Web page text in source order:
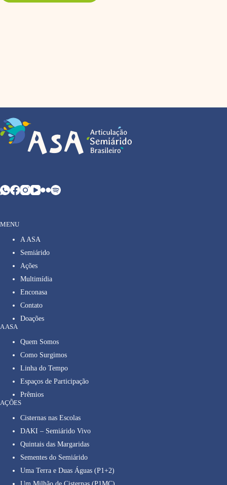
MENU
A ASA
Semiárido
Ações
Multimídia
Enconasa
Contato
Doações
A ASA
Quem Somos
Como Surgimos
Linha do Tempo
Espaços de Participação
Prêmios
AÇÕES
Cisternas nas Escolas
DAKI – Semiárido Vivo
Quintais das Margaridas
Sementes do Semiárido
Uma Terra e Duas Águas (P1+2)